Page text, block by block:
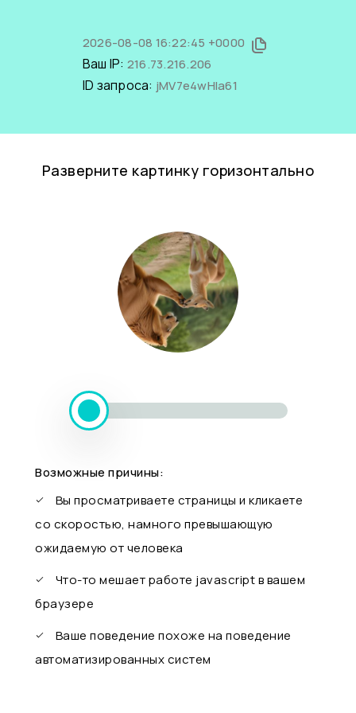
2026-08-08 16:22:45 +0000
Ваш IP: 216.73.216.206
ID запроса: jMV7e4wHla61
Разверните картинку горизонтально
Возможные причины:
Вы просматриваете страницы и кликаете
со скоростью, намного превышающую
ожидаемую от человека
Что-то мешает работе javascript в вашем
браузере
Ваше поведение похоже на поведение
автоматизированных систем